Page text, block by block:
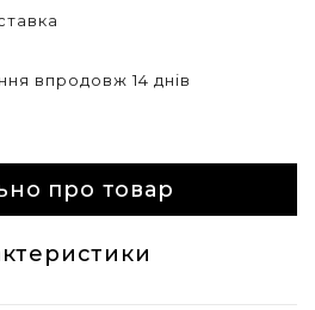
впродовж 14 днів
про товар